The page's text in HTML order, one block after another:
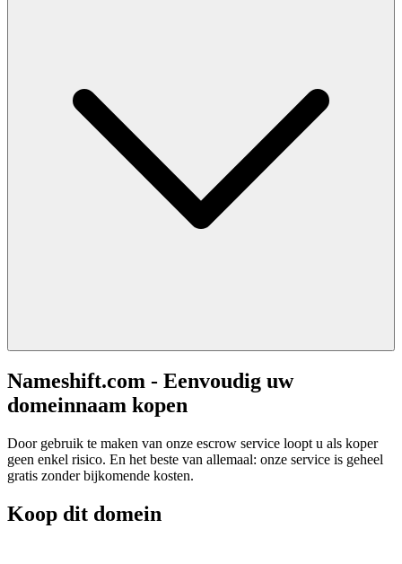
Nameshift.com - Eenvoudig uw
domeinnaam kopen
Door gebruik te maken van onze escrow service loopt u als koper
geen enkel risico. En het beste van allemaal: onze service is geheel
gratis zonder bijkomende kosten.
Koop dit domein